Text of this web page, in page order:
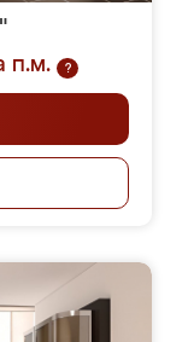
п.м.
?